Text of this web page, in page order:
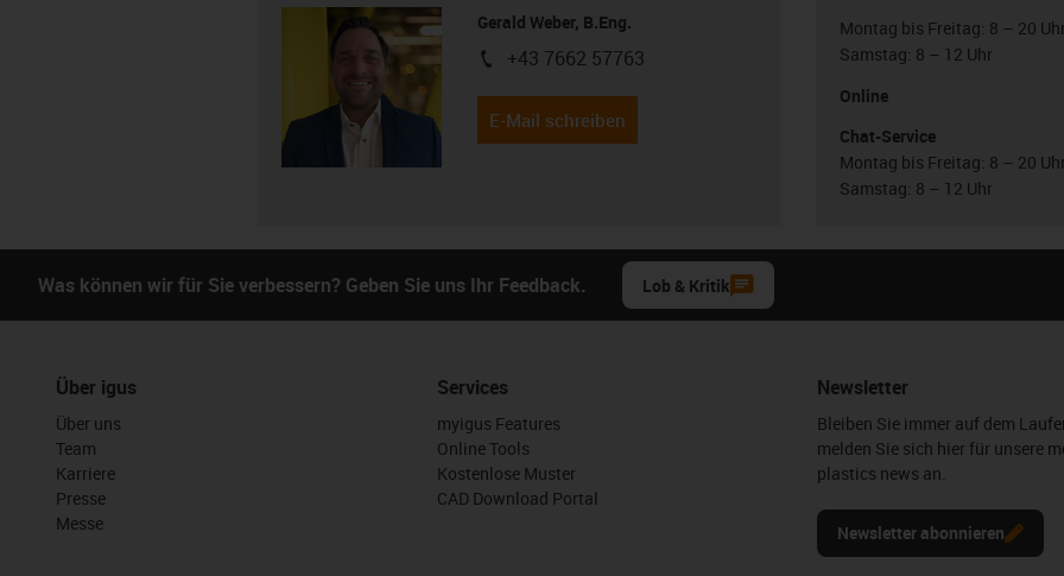
Gerald Weber, B.Eng.
igus-icon-phone
+43 7662 57763
E-Mail schreiben
Montag bis Freitag: 8 – 20 Uhr
Samstag: 8 – 12 Uhr
Online
Chat-Service
Montag bis Freitag: 8 – 20 Uhr
Samstag: 8 – 12 Uhr
Was können wir für Sie verbessern? Geben Sie uns Ihr Feedback. Lob & Kritik
Über igus
Über uns
Team
Karriere
Presse
Messe
Services
myigus Features
Online Tools
Kostenlose Muster
CAD Download Portal
Newsletter
Bleiben Sie immer auf dem
melden Sie sich hier für unsere
plastics news an.
Newsletter abonnieren